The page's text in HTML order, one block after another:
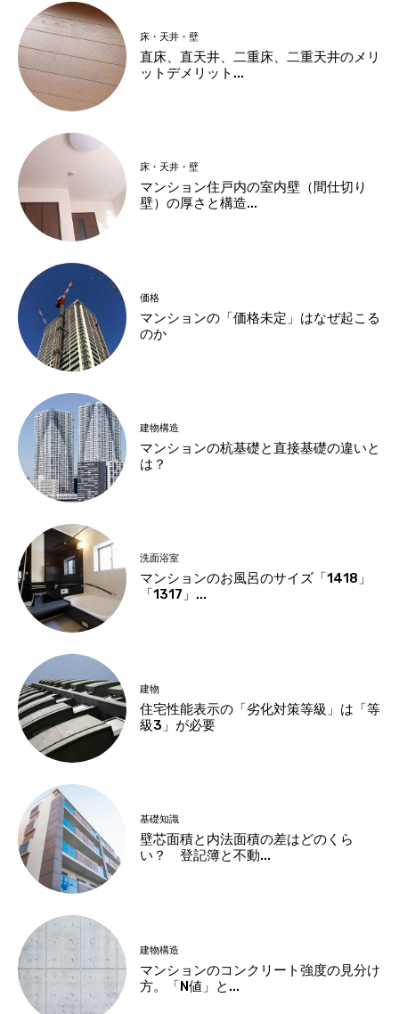
床・天井・壁
直床、直天井、二重床、二重天井のメリ
ットデメリット...
床・天井・壁
マンション住戸内の室内壁（間仕切り
壁）の厚さと構造...
価格
マンションの「価格未定」はなぜ起こる
のか
建物構造
マンションの杭基礎と直接基礎の違いと
は？
洗面浴室
マンションのお風呂のサイズ「1418」
「1317」...
建物
住宅性能表示の「劣化対策等級」は「等
級3」が必要
基礎知識
壁芯面積と内法面積の差はどのくら
い？ 登記簿と不動...
建物構造
マンションのコンクリート強度の見分け
方。「N値」と...